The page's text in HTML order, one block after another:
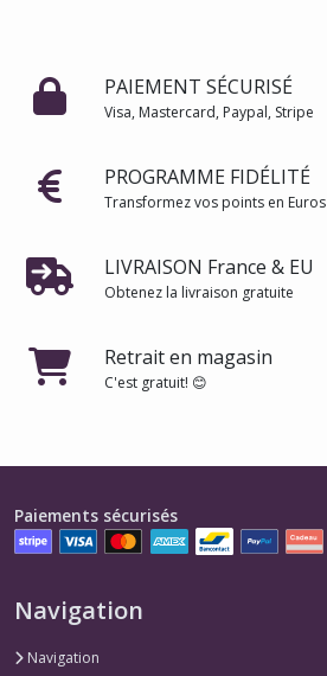
PAIEMENT SÉCURISÉ
Visa, Mastercard, Paypal, Stripe
PROGRAMME FIDÉLITÉ
Transformez vos points en Euros
LIVRAISON France & EU
Obtenez la livraison gratuite
Retrait en magasin
C'est gratuit! 😊
Paiements sécurisés
Navigation
Navigation